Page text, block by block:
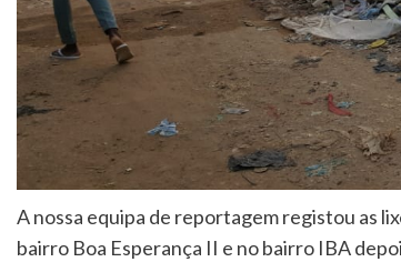
A nossa equipa de reportagem registou as
bairro Boa Esperança II e no bairro IBA